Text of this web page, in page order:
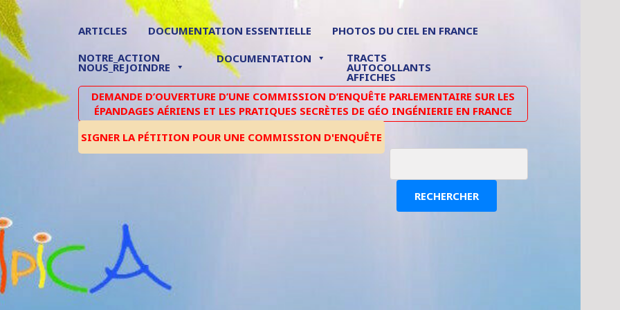
ARTICLES DOCUMENTATION ESSENTIELLE
PHOTOS DU CIEL EN FRANCE
NOTRE_ACTION
NOUS_REJOINDRE
DOCUMENTATION TRACTS
AUTOCOLLANTS
AFFICHES
DEMANDE D’OUVERTURE D’UNE COMMISSION D’ENQUÊTE PARLEMENTAIRE SUR LES
ÉPANDAGES AÉRIENS ET LES PRATIQUES SECRÈTES DE GÉO INGÉNIERIE EN FRANCE
SIGNER LA PÉTITION POUR UNE COMMISSION D'ENQUÊTE
RECHERCHER